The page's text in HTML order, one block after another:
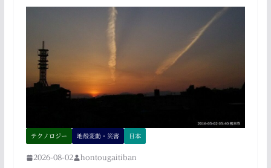
テクノロジー 地殻変動・災害 日本
2026-08-02 hontougaitiban